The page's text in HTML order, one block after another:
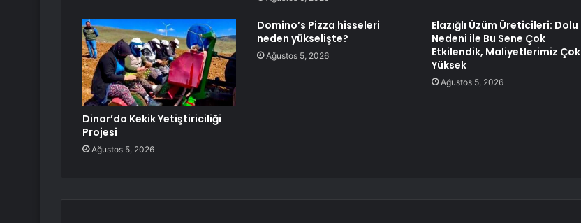
Dinar’da Kekik Yetiştiriciliği
Projesi
Ağustos 5, 2026
Domino’s Pizza hisseleri
neden yükselişte?
Ağustos 5, 2026
Elazığlı Üzüm Üreticileri: Dolu
Nedeni ile Bu Sene Çok
Etkilendik, Maliyetlerimiz Çok
Yüksek
Ağustos 5, 2026